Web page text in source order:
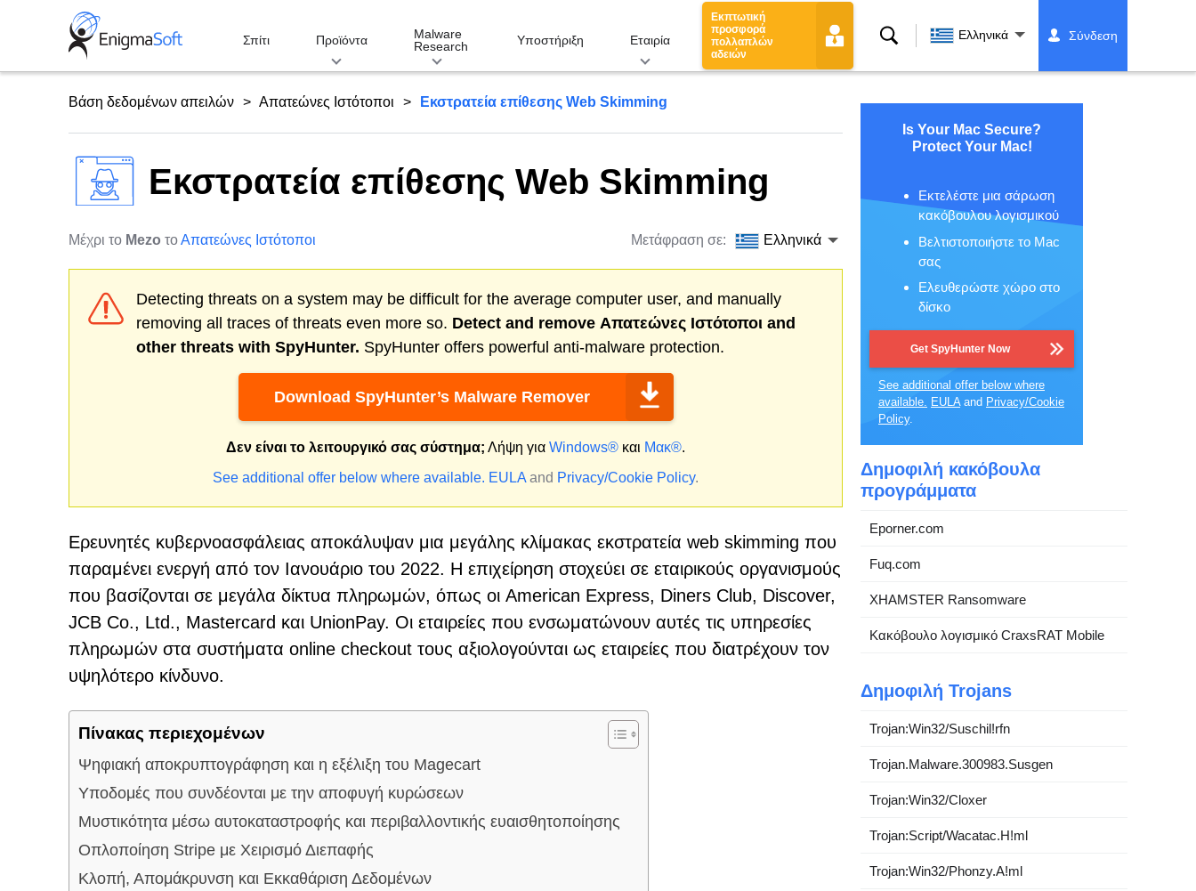
Σπίτι Προϊόντα
Malware
Research
Υποστήριξη Εταιρία
Εκπτωτική
προσφορά
πολλαπλών
αδειών
Αναζήτηση Ελληνικά Σύνδεση
Βάση δεδομένων απειλών Απατεώνες Ιστότοποι Εκστρατεία επίθεσης Web Skimming
Εκστρατεία επίθεσης Web Skimming
Μέχρι το Mezo τοΑπατεώνες Ιστότοποι Μετάφραση σε: Ελληνικά
Detecting threats on a system may be difficult for the average computer user, and manually
removing all traces of threats even more so. Detect and remove Απατεώνες Ιστότοποι and
other threats with SpyHunter. SpyHunter offers powerful anti-malware protection.
Download SpyHunter’s Malware Remover
Δεν είναι το λειτουργικό σας σύστημα; Λήψη για Windows® και Μακ®.
See additional offer below where available. EULA and Privacy/Cookie Policy.
Ερευνητές κυβερνοασφάλειας αποκάλυψαν μια μεγάλης κλίμακας εκστρατεία web skimming που
παραμένει ενεργή από τον Ιανουάριο του 2022. Η επιχείρηση στοχεύει σε εταιρικούς οργανισμούς
που βασίζονται σε μεγάλα δίκτυα πληρωμών, όπως οι American Express, Diners Club, Discover,
JCB Co., Ltd., Mastercard και UnionPay. Οι εταιρείες που ενσωματώνουν αυτές τις υπηρεσίες
πληρωμών στα συστήματα online checkout τους αξιολογούνται ως εταιρείες που διατρέχουν τον
υψηλότερο κίνδυνο.
Πίνακας περιεχομένων
Ψηφιακή αποκρυπτογράφηση και η εξέλιξη του Magecart
Υποδομές που συνδέονται με την αποφυγή κυρώσεων
Μυστικότητα μέσω αυτοκαταστροφής και περιβαλλοντικής ευαισθητοποίησης
Οπλοποίηση Stripe με Χειρισμό Διεπαφής
Κλοπή, Απομάκρυνση και Εκκαθάριση Δεδομένων
Is Your Mac Secure?
Protect Your Mac!
Εκτελέστε μια σάρωση
κακόβουλου λογισμικού
Βελτιστοποιήστε το Mac
σας
Ελευθερώστε χώρο στο
δίσκο
Get SpyHunter Now
See additional offer below where
available. EULAand Privacy/Cookie
Policy.
Δημοφιλή κακόβουλα
προγράμματα
Eporner.com
Fuq.com
XHAMSTER Ransomware
Κακόβουλο λογισμικό CraxsRAT Mobile
Δημοφιλή Trojans
Trojan:Win32/Suschil!rfn
Trojan.Malware.300983.Susgen
Trojan:Win32/Cloxer
Trojan:Script/Wacatac.H!ml
Trojan:Win32/Phonzy.A!ml